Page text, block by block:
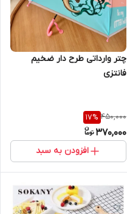
چتر وارداتی طرح دار ضخیم
فانتزی
450,000
17%
370,000
افزودن به سبد